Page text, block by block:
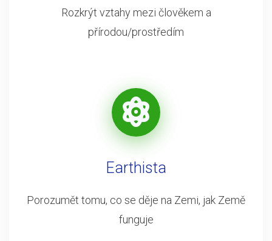
Rozkrýt vztahy mezi člověkem a
přírodou/prostředím
Earthista
Porozumět tomu, co se děje na Zemi, jak Země
funguje